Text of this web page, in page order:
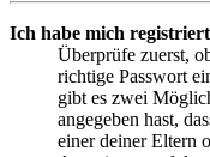
Ich habe mich
Überprüfe zuerst,
richtige Passwort
gibt es zwei
angegeben hast,
einer deiner Eltern